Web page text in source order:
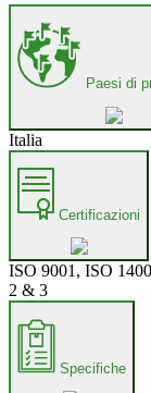
Paesi di
Italia
Certificazioni
ISO 9001, ISO
2 & 3
Specifiche